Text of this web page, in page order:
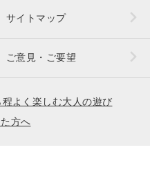
サイトマップ
ご意見・ご要望
よく楽しむ大人の遊び
方へ